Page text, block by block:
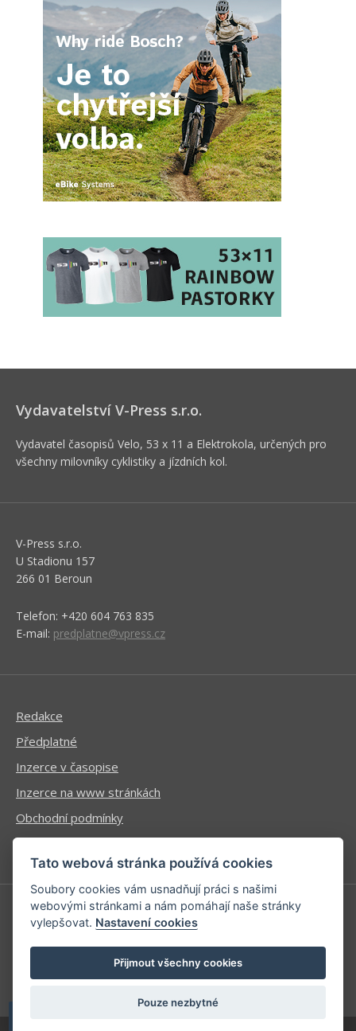
Vydavatelství V-Press s.r.o.
Vydavatel časopisů Velo, 53 x 11 a Elektrokola, určených pro
všechny milovníky cyklistiky a jízdních kol.
V-Press s.r.o.
U Stadionu 157
266 01 Beroun
Telefon: +420 604 763 835
E-mail: predplatne@vpress.cz
Redakce
Předplatné
Inzerce v časopise
Inzerce na www stránkách
Obchodní podmínky
Ochrana osobních údajů
Příhlášení | Registrace
Kontaktní informace
Mapa stránek
Tato webová stránka používá cookies
Soubory cookies vám usnadňují práci s našimi
webovými stránkami a nám pomáhají naše stránky
vylepšovat. Nastavení cookies
Přijmout všechny cookies
Pouze nezbytné